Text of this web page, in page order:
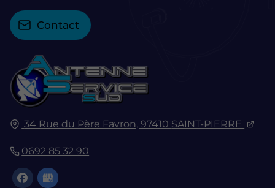
34 Rue du Père Favron,97410 SAINT-PIERRE
0692 85 32 90
Contact